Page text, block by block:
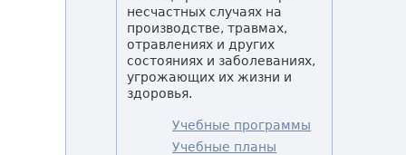
несчастных случаях на
производстве, травмах,
отравлениях и других
состояниях и заболеваниях,
угрожающих их жизни и
здоровья.
Учебные программы
Учебные планы